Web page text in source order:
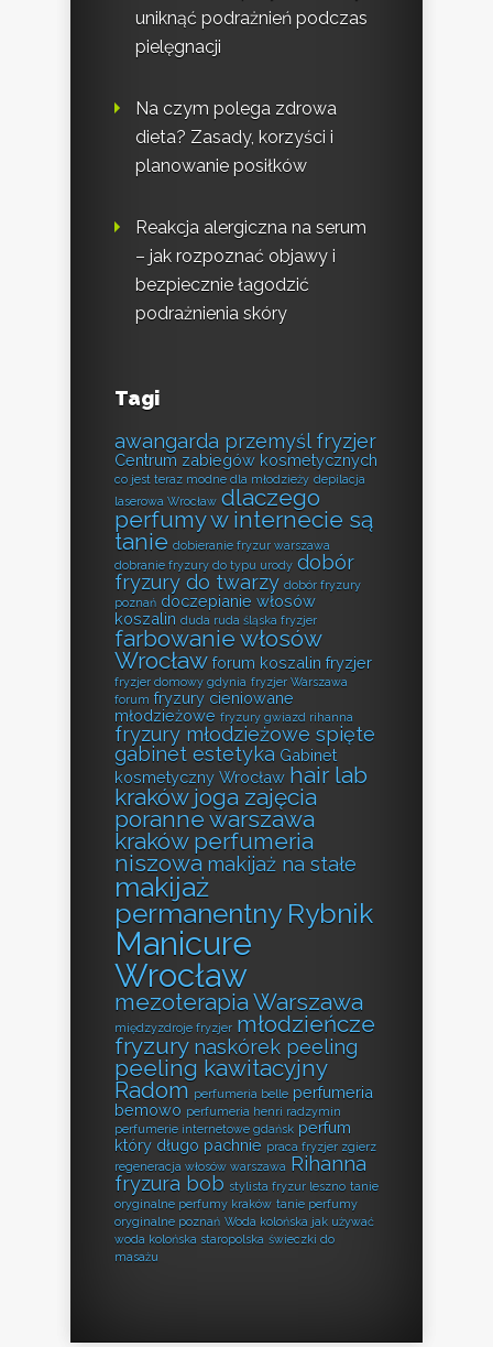
uniknąć podrażnień podczas
pielęgnacji
Na czym polega zdrowa
dieta? Zasady, korzyści i
planowanie posiłków
Reakcja alergiczna na serum
– jak rozpoznać objawy i
bezpiecznie łagodzić
podrażnienia skóry
Tagi
awangarda przemyśl fryzjer
Centrum zabiegów kosmetycznych
co jest teraz modne dla młodzieży depilacja
laserowa Wrocław dlaczego
perfumy w internecie są
tanie dobieranie fryzur warszawa
dobranie fryzury do typu urody dobór
fryzury do twarzy dobór fryzury
poznań doczepianie włosów
koszalin duda ruda śląska fryzjer
farbowanie włosów
Wrocław forum koszalin fryzjer
fryzjer domowy gdynia fryzjer Warszawa
forum fryzury cieniowane
młodzieżowe fryzury gwiazd rihanna
fryzury młodzieżowe spięte
gabinet estetyka Gabinet
kosmetyczny Wrocław hair lab
kraków joga zajęcia
poranne warszawa
kraków perfumeria
niszowa makijaż na stałe
makijaż
permanentny Rybnik
Manicure
Wrocław
mezoterapia Warszawa
międzyzdroje fryzjer młodzieńcze
fryzury naskórek peeling
peeling kawitacyjny
Radom perfumeria belle perfumeria
bemowo perfumeria henri radzymin
perfumerie internetowe gdańsk perfum
który długo pachnie praca fryzjer zgierz
regeneracja włosów warszawa Rihanna
fryzura bob stylista fryzur leszno tanie
oryginalne perfumy kraków tanie perfumy
oryginalne poznań Woda kolońska jak używać
woda kolońska staropolska świeczki do
masażu